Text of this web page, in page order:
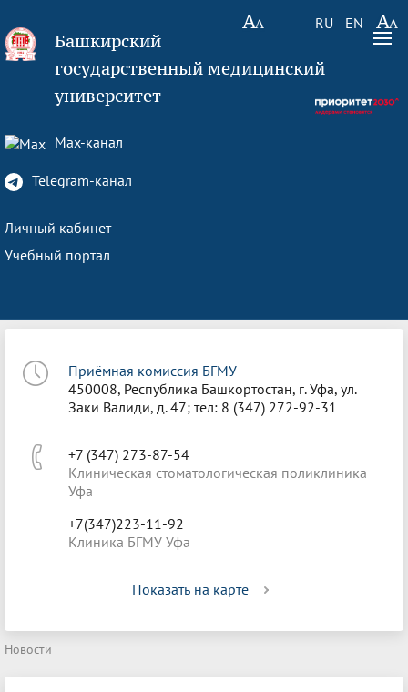
RU EN
Башкирский
государственный медицинский
университет
Max-канал
Telegram-канал
Личный кабинет
Учебный портал
Приёмная комиссия БГМУ
450008, Республика Башкортостан, г. Уфа, ул.
Заки Валиди, д. 47; тел: 8 (347) 272-92-31
+7 (347) 273-87-54
Клиническая стоматологическая поликлиника
Уфа
+7(347)223-11-92
Клиника БГМУ Уфа
Показать на карте
Новости